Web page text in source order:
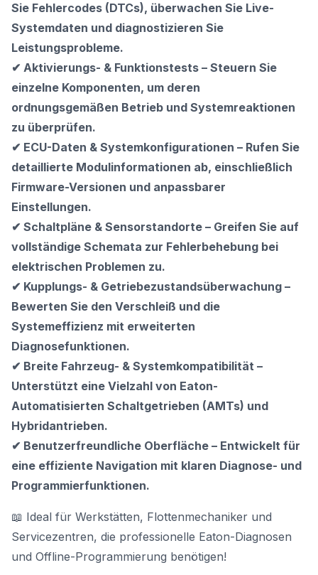
Sie Fehlercodes (DTCs), überwachen Sie Live-
Systemdaten und diagnostizieren Sie
Leistungsprobleme.
✔ Aktivierungs- & Funktionstests – Steuern Sie
einzelne Komponenten, um deren
ordnungsgemäßen Betrieb und Systemreaktionen
zu überprüfen.
✔ ECU-Daten & Systemkonfigurationen – Rufen Sie
detaillierte Modulinformationen ab, einschließlich
Firmware-Versionen und anpassbarer
Einstellungen.
✔ Schaltpläne & Sensorstandorte – Greifen Sie auf
vollständige Schemata zur Fehlerbehebung bei
elektrischen Problemen zu.
✔ Kupplungs- & Getriebezustandsüberwachung –
Bewerten Sie den Verschleiß und die
Systemeffizienz mit erweiterten
Diagnosefunktionen.
✔ Breite Fahrzeug- & Systemkompatibilität –
Unterstützt eine Vielzahl von Eaton-
Automatisierten Schaltgetrieben (AMTs) und
Hybridantrieben.
✔ Benutzerfreundliche Oberfläche – Entwickelt für
eine effiziente Navigation mit klaren Diagnose- und
Programmierfunktionen.
📖 Ideal für Werkstätten, Flottenmechaniker und
Servicezentren, die professionelle Eaton-Diagnosen
und Offline-Programmierung benötigen!